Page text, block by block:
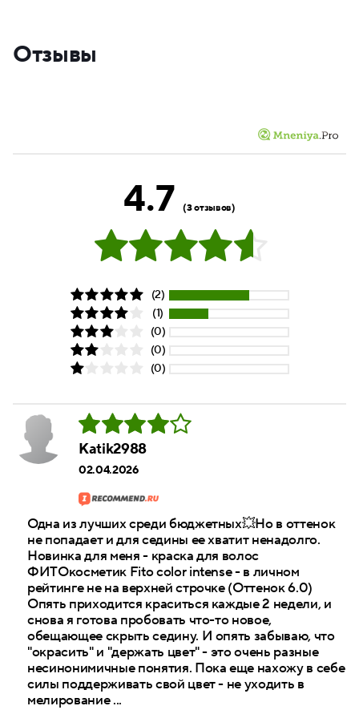
Отзывы
4.7 (3 отзывов)
(2)
(1)
(0)
(0)
(0)
Katik2988
02.04.2026
Одна из лучших среди бюджетных💥Но в оттенок
не попадает и для седины ее хватит ненадолго.
Новинка для меня - краска для волос
ФИТОкосметик Fito color intense - в личном
рейтинге не на верхней строчке (Оттенок 6.0)
Опять приходится краситься каждые 2 недели, и
снова я готова пробовать что-то новое,
обещающее скрыть седину. И опять забываю, что
"окрасить" и "держать цвет" - это очень разные
несинонимичные понятия. Пока еще нахожу в себе
силы поддерживать свой цвет - не уходить в
мелирование ...